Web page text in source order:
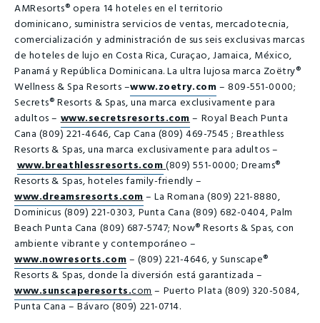
AMResorts® opera 14 hoteles en el territorio
dominicano, suministra servicios de ventas, mercadotecnia,
comercialización y administración de sus seis exclusivas marcas
de hoteles de lujo en Costa Rica, Curaçao, Jamaica, México,
Panamá y República Dominicana. La ultra lujosa marca Zoëtry®
Wellness & Spa Resorts –www.zoetry.com– 809-551-0000;
Secrets® Resorts & Spas, una marca exclusivamente para
adultos –www.secretsresorts.com– Royal Beach Punta
Cana (809) 221-4646, Cap Cana (809) 469-7545 ; Breathless
Resorts & Spas, una marca exclusivamente para adultos –
www.breathlessresorts.com(809) 551-0000; Dreams®
Resorts & Spas, hoteles family-friendly –
www.dreamsresorts.com– La Romana (809) 221-8880,
Dominicus (809) 221-0303, Punta Cana (809) 682-0404, Palm
Beach Punta Cana (809) 687-5747; Now® Resorts & Spas, con
ambiente vibrante y contemporáneo –
www.nowresorts.com– (809) 221-4646, y Sunscape®
Resorts & Spas, donde la diversión está garantizada –
www.sunscaperesorts.com– Puerto Plata (809) 320-5084,
Punta Cana – Bávaro (809) 221-0714.